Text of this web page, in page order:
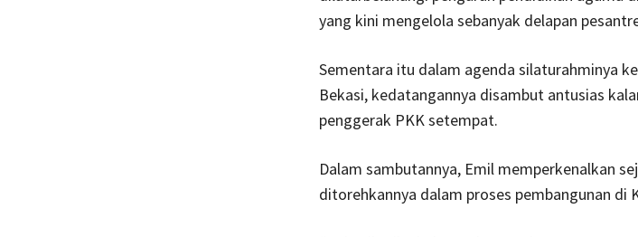
yang kini mengelola sebanyak delapan
Sementara itu dalam agenda silaturahminya
Bekasi, kedatangannya disambut antusias
penggerak PKK setempat.
Dalam sambutannya, Emil memperkenalkan
ditorehkannya dalam proses pembangunan di